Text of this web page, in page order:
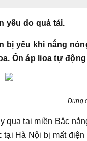
yếu do quá tải.
bị yếu khi nắng
Ổn áp lioa tự
Dung
qua tại miền Bắc
tại Hà Nội bị mất